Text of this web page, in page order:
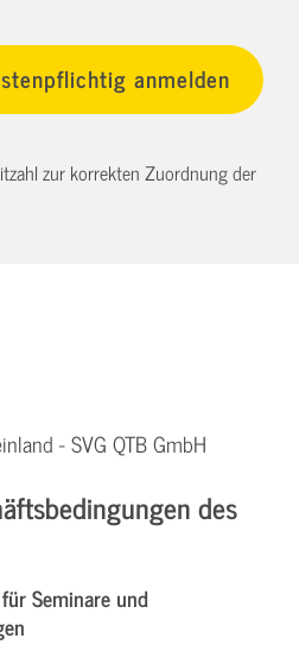
zur korrekten Zuordnung der
- SVG QTB GmbH
des
Seminare und